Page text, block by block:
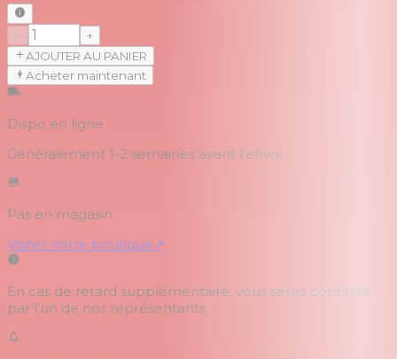
+
AJOUTER AU PANIER
Acheter maintenant
Dispo en ligne
Généralement 1-2 semaines avant l'envoi
Pas en magasin
Visiter notre boutique↗
En cas de retard supplémentaire, vous serez contacté
par l'un de nos représentants.